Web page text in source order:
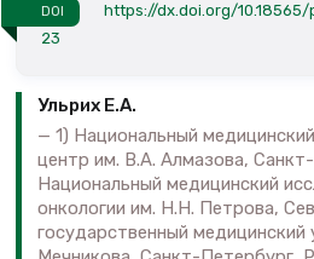
DOI
https://dx.doi.org/10.18565/
23
Ульрих Е.А.
1) Национальный
центр им. В.А. Алмазова,
Национальный медицинский
онкологии им. Н.Н. Петрова,
государственный медицинский